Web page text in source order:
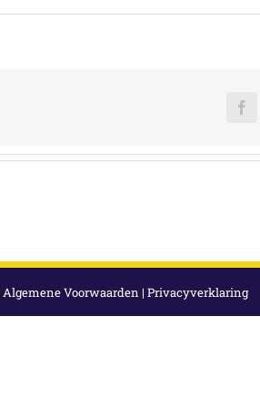
Algemene Voorwaarden | Privacyverklaring